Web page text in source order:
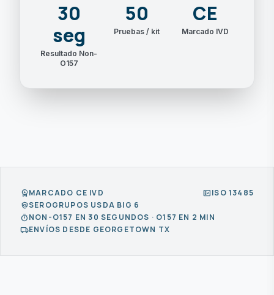
30
seg
Resultado Non-
O157
50
Pruebas / kit
CE
Marcado IVD
workspace_premiumMARCADO CE IVD fact_checkISO 13485
policySEROGRUPOS USDA BIG 6
timerNON-O157 EN 30 SEGUNDOS · O157 EN 2 MIN
local_shippingENVÍOS DESDE GEORGETOWN TX